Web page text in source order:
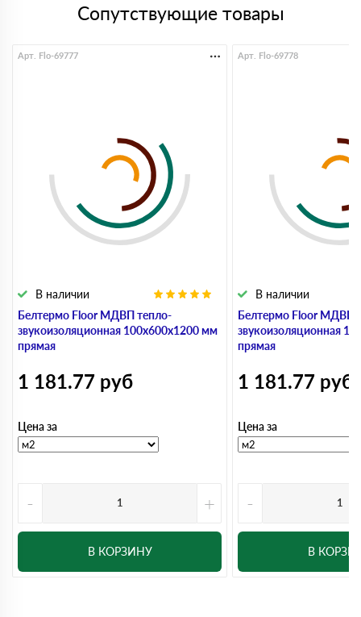
Сопутствующие товары
Белтермо Floor МДВП тепло-
звукоизоляционная 100х600х1200 мм
прямая
В наличии
Арт. Flo-69777
1 181.77 руб
Цена за
- +
В КОРЗИНУ
Белтермо Floor МДВП
звукоизоляционная
прямая
В наличии
Арт. Flo-69778
1 181.77 руб
Цена за
-
В